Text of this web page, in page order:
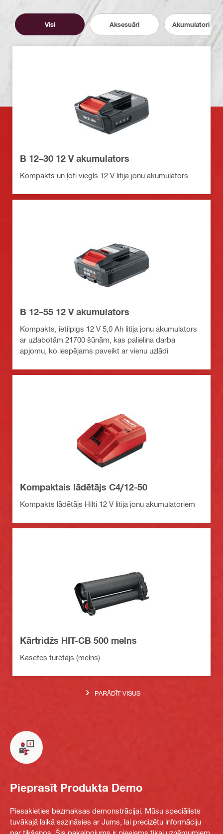
Visi Aksesuāri Akumulatori un
B 12–30 12 V akumulators
Kompakts un ļoti viegls 12 V litija jonu akumulators.
B 12–55 12 V akumulators
Kompakts, ietilpīgs 12 V 5,0 Ah litija jonu akumulators
ar uzlabotām 21700 šūnām, kas palielina darba
apjomu, ko iespējams paveikt ar vienu uzlādi
Kompaktais lādētājs C4/12-50
Kompakts lādētājs Hilti 12 V litija jonu akumulatoriem
Kārtridžs HIT-CB 500 melns
Kasetes turētājs (melns)
PARĀDĪT VISUS
Pieprasīt Produkta Demo
Piesakieties bezmaksas demonstrācijai. Mūsu speciālists
tuvākajā laikā sazināsies ar Jums, lai precizētu informāciju